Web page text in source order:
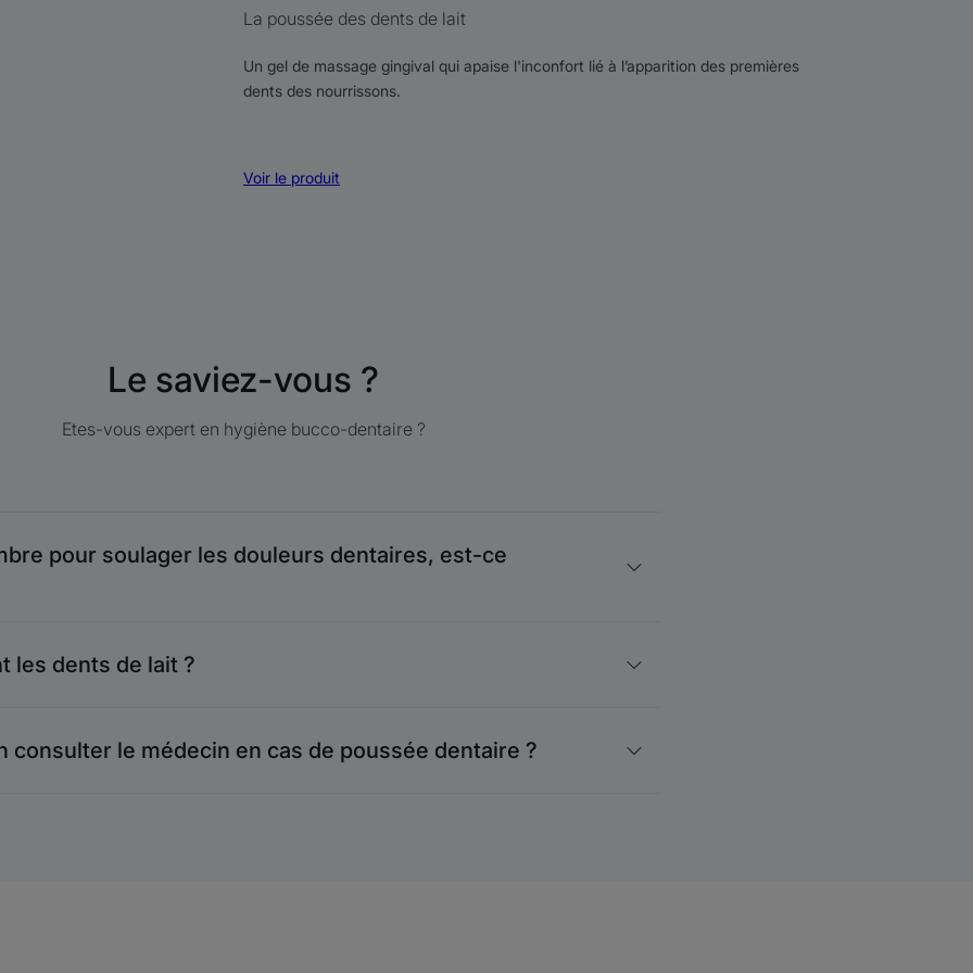
La poussée des dents de lait
Un gel de massage gingival qui apaise l'inconfort lié à l’apparition des premières
dents des nourrissons.
Voir le produit
Le saviez-vous ?
Etes-vous expert en hygiène bucco-dentaire ?
pour soulager les douleurs dentaires, est-ce
les dents de lait ?
consulter le médecin en cas de poussée dentaire ?